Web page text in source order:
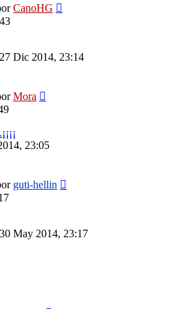
CanoHG
27 Dic 2014, 23:14
Mora
23:05
guti-hellin
30 May 2014, 23:17